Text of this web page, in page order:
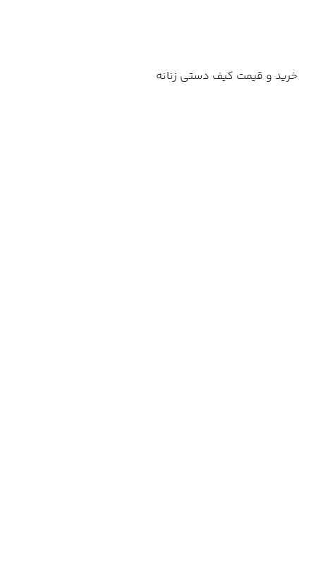
خرید و قیمت کیف دستی زنانه